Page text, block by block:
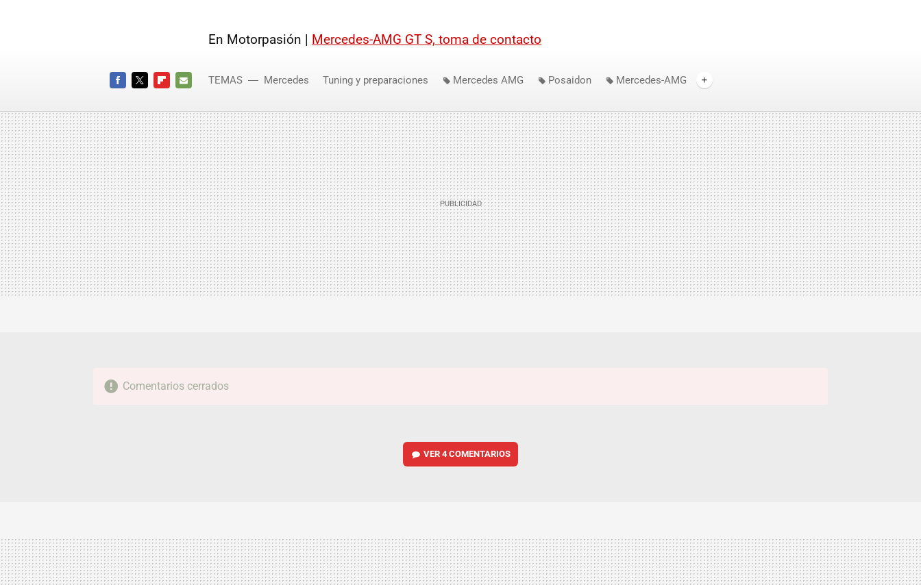
En Motorpasión | Mercedes-AMG GT S, toma de contacto
MAIL
TEMAS Mercedes Tuning y preparaciones Mercedes AMG Posaidon
Mercedes-AMG
Comentarios cerrados
VER4 COMENTARIOS